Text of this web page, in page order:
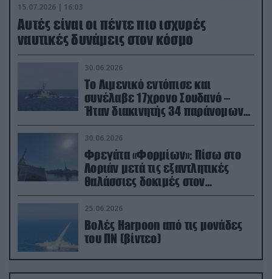
15.07.2026 | 16:03
Aυτές είναι οι πέντε πιο ισχυρές
ναυτικές δυνάμεις στον κόσμο
30.06.2026
Το Λιμενικό εντόπισε και
συνέλαβε 17χρονο Σουδανό –
Ήταν διακινητής 34 παράνομων
μεταναστών
30.06.2026
Φρεγάτα «Φορμίων»: Πίσω στο
Λοριάν μετά τις εξαντλητικές
θαλάσσιες δοκιμές στον
απαιτητικό Βισκαϊκό
25.06.2026
Βολές Harpoon από τις μονάδες
του ΠΝ (βίντεο)